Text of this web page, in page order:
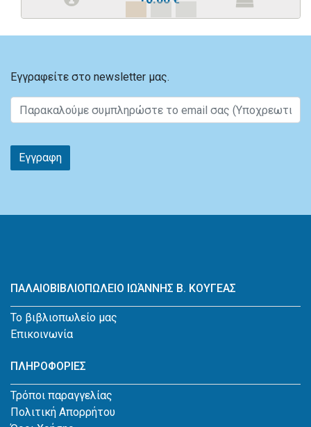
Εγγραφείτε στο newsletter μας.
Εγγραφη
ΠΑΛΑΙΟΒΙΒΛΙΟΠΩΛΕΙΟ ΙΩΆΝΝΗΣ Β. ΚΟΥΓΕΑΣ
Το βιβλιοπωλείο μας
Επικοινωνία
ΠΛΗΡΟΦΟΡΙΕΣ
Τρόποι παραγγελίας
Πολιτική Απορρήτου